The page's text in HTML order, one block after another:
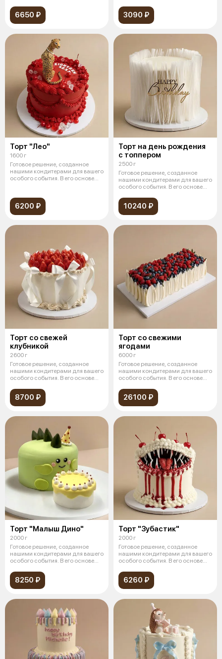
6650 ₽ 3090 ₽
Торт "Лео"
1600 г
Готовое решение, созданное
нашими кондитерами для вашего
особого события. В его основе
6200 ₽
Торт на день рождения
с топпером
2500 г
Готовое решение, созданное
нашими кондитерами для вашего
особого события. В его основе
10240 ₽
Торт со свежей
клубникой
2600 г
Готовое решение, созданное
нашими кондитерами для вашего
особого события. В его основе
8700 ₽
Торт со свежими
ягодами
6000 г
Готовое решение, созданное
нашими кондитерами для вашего
особого события. В его основе
26100 ₽
Торт "Малыш Дино"
2000 г
Готовое решение, созданное
нашими кондитерами для вашего
особого события. В его основе
8250 ₽
Торт "Зубастик"
2000 г
Готовое решение, созданное
нашими кондитерами для вашего
особого события. В его основе
6260 ₽